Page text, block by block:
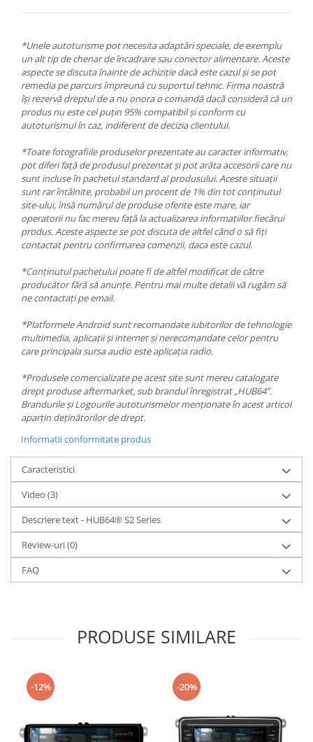
*Unele autoturisme pot necesita adaptări speciale, de exemplu
un alt tip de chenar de încadrare sau conector alimentare. Aceste
aspecte se discuta înainte de achiziție dacă este cazul și se pot
remedia pe parcurs împreună cu suportul tehnic. Firma noastră
își rezervă dreptul de a nu onora o comandă dacă consideră că un
produs nu este cel puțin 95% compatibil și conform cu
autoturismul în caz, indiferent de decizia clientului.
*Toate fotografiile produselor prezentate au caracter informativ,
pot diferi față de produsul prezentat și pot arăta accesorii care nu
sunt incluse în pachetul standard al produsului. Aceste situații
sunt rar întâlnite, probabil un procent de 1% din tot conținutul
site-ului, însă numărul de produse oferite este mare, iar
operatorii nu fac mereu față la actualizarea informațiilor fiecărui
produs. Aceste aspecte se pot discuta de altfel când o să fiți
contactat pentru confirmarea comenzii, daca este cazul.
*Conținutul pachetului poate fi de altfel modificat de către
producător fără să anunțe. Pentru mai multe detalii vă rugăm să
ne contactați pe email.
*Platformele Android sunt recomandate iubitorilor de tehnologie
multimedia, aplicații și internet și nerecomandate celor pentru
care principala sursa audio este aplicația radio.
*Produsele comercializate pe acest site sunt mereu catalogate
drept produse aftermarket, sub brandul înregistrat „HUB64”.
Brandurile și Logourile autoturismelor menționate în acest articol
aparțin deținătorilor de drept.
Informatii conformitate produs
Caracteristici
Video (3)
Descriere text - HUB64® S2 Series
Review-uri(0)
FAQ
PRODUSE SIMILARE
-12% -20%